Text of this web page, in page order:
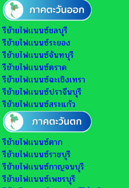
รีย้ายไฟเเนนซ์ชลบุรี
รีย้ายไฟเเนนซ์ระยอง
รีย้ายไฟเเนนซ์จันทบุรี
รีย้ายไฟเเนนซ์ตราด
รีย้ายไฟเเนนซ์ฉะเชิงเทรา
รีย้ายไฟเเนนซ์ปราจีนบุรี
รีย้ายไฟเเนนซ์สระแก้ว
รีย้ายไฟเเนนซ์ตาก
รีย้ายไฟเเนนซ์ราชบุรี
รีย้ายไฟเเนนซ์กาญจนบุรี
รีย้ายไฟเเนนซ์เพชรบุรี